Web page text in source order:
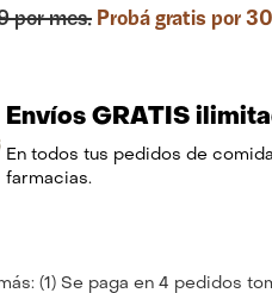
por mes. Probá gratis por
Envíos GRATIS
En todos tus pedidos de
farmacias.
(1) Se paga en 4 pedidos